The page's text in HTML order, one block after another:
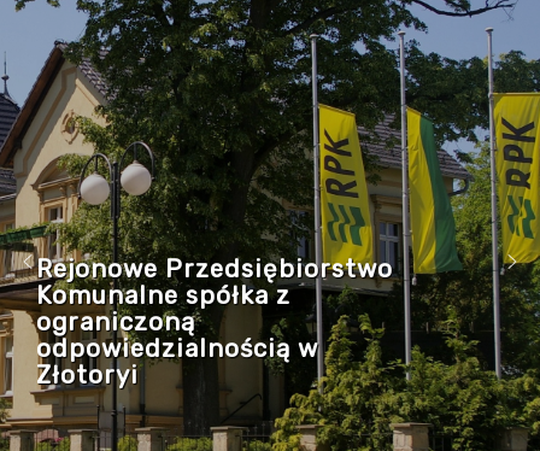
Rejonowe Przedsiębiorstwo
Komunalne spółka z
ograniczoną
odpowiedzialnością w
Złotoryi